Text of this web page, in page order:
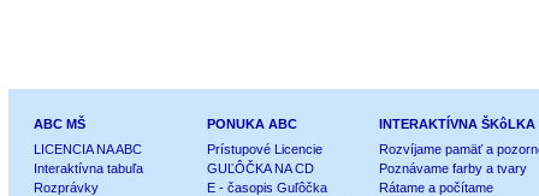
ABC MŠ
LICENCIA NA ABC
Interaktívna tabuľa
Rozprávky
PONUKA ABC
Prístupové Licencie
GUĽÔČKA NA CD
E - časopis Guľôčka
INTERAKTÍVNA ŠKôLKA
Rozvíjame pamäť a
Poznávame farby a tvary
Rátame a počítame